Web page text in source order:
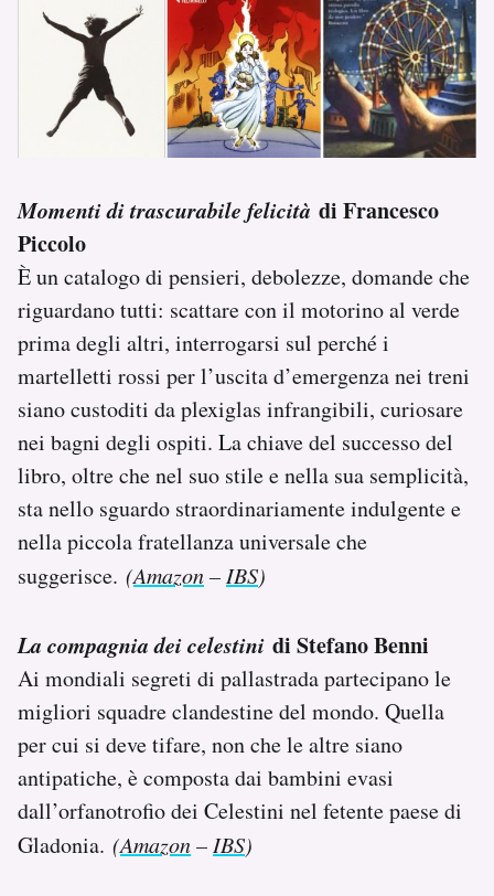
Momenti di trascurabile felicità di Francesco
Piccolo
È un catalogo di pensieri, debolezze, domande che
riguardano tutti: scattare con il motorino al verde
prima degli altri, interrogarsi sul perché i
martelletti rossi per l’uscita d’emergenza nei treni
siano custoditi da plexiglas infrangibili, curiosare
nei bagni degli ospiti. La chiave del successo del
libro, oltre che nel suo stile e nella sua semplicità,
sta nello sguardo straordinariamente indulgente e
nella piccola fratellanza universale che
suggerisce. (Amazon– IBS)
La compagnia dei celestini di Stefano Benni
Ai mondiali segreti di pallastrada partecipano le
migliori squadre clandestine del mondo. Quella
per cui si deve tifare, non che le altre siano
antipatiche, è composta dai bambini evasi
dall’orfanotrofio dei Celestini nel fetente paese di
Gladonia. (Amazon– IBS)